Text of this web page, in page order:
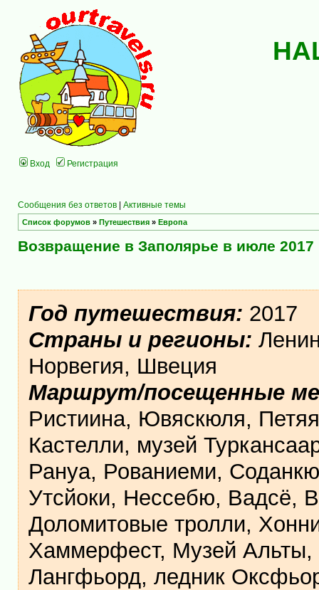
Вход Регистрация
Сообщения без ответов | Активные темы
Список форумов » Путешествия » Европа
Возвращение в Заполярье в июле 2017
Год путешествия: 2017
Страны и регионы:
Норвегия, Швеция
Маршрут/посещенные
Ристиина, Ювяскюля,
Кастелли, музей
Рануа, Рованиеми,
Утсйоки, Нессебю, Вадсё,
Доломитовые тролли,
Хаммерфест, Музей Альты,
Лангфьорд, ледник